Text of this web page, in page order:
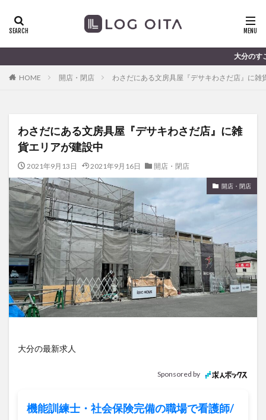
大分のすこ〜し気になる話題を
HOME 開店・閉店 わさだにある文房具屋『デサキわさだ店』に雑
わさだにある文房具屋『デサキわさだ店』に雑
貨エリアが建設中
2021年9月13日 2021年9月16日 開店・閉店
開店・閉店
大分の最新求人
Sponsored by
機能訓練士・社会保険完備の職場で看護師/
ディナー
haishin
haisin haisnin hasihin
hasishin
hishin
hqaishin
OPA
Paypay PR TOKIPO
あじさい
いちご
おでかけ
お土産
お弁当 かき氷
くじゅう連山
ねとらぼ
ひまわり
ふるさと納税
まつり まとめ
みかん
むし湯
わさだタウン
わったん
アイススケート
アウトドア
アサイーボウル
アフリカンサファリ
アミュプラザおおいた
アレンジレシピ
アートプラザ
ウクライナ
サイゼリヤ
サウナ
ジャマイカ料理
ジャークチキン
スイーツ